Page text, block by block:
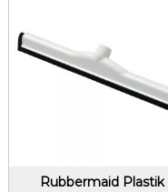
Rubbermaid Plastik